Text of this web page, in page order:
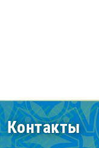
Контакты